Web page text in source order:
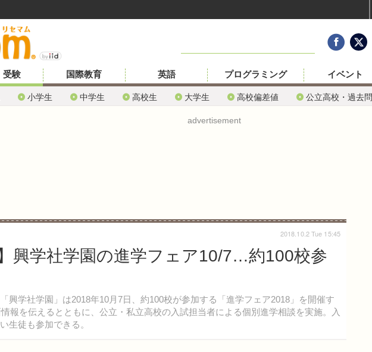
受験
小学生 中学生 高校生 大学生 高校偏差値 公立高校・過去問
国際教育 英語 プログラミング イベント
advertisement
興学社学園の進学フェア10/7…約100校参
興学社学園」は2018年10月7日、約100校が参加する「進学フェア2018」を開催す
報を伝えるとともに、公立・私立高校の入試担当者による個別進学相談を実施。入
生徒も参加できる。
2018.10.2 Tue 15:45